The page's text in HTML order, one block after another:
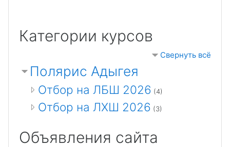
Категории курсов
Свернуть всё
Полярис Адыгея
Отбор на ЛБШ 2026 (4)
Отбор на ЛХШ 2026 (3)
Объявления сайта